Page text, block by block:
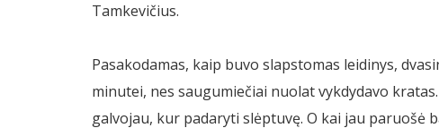
Tamkevičius.
Pasakodamas, kaip buvo slapstomas leidinys,
minutei, nes saugumiečiai nuolat vykdydavo
galvojau, kur padaryti slėptuvę. O kai jau paruošė